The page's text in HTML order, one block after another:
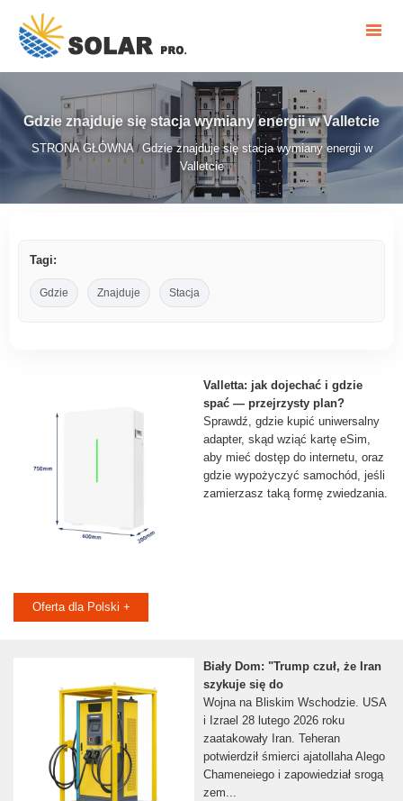
Gdzie znajduje się stacja wymiany energii w Valletcie
STRONA GŁÓWNA/ Gdzie znajduje się stacja wymiany energii w
Valletcie
Tagi:
Gdzie Znajduje Stacja
Valletta: jak dojechać i gdzie
spać — przejrzysty plan?
Sprawdź, gdzie kupić uniwersalny
adapter, skąd wziąć kartę eSim,
aby mieć dostęp do internetu, oraz
gdzie wypożyczyć samochód, jeśli
zamierzasz taką formę zwiedzania.
Oferta dla Polski +
Biały Dom: "Trump czuł, że Iran
szykuje się do
Wojna na Bliskim Wschodzie. USA
i Izrael 28 lutego 2026 roku
zaatakowały Iran. Teheran
potwierdził śmierci ajatollaha Alego
Chameneiego i zapowiedział srogą
zem...